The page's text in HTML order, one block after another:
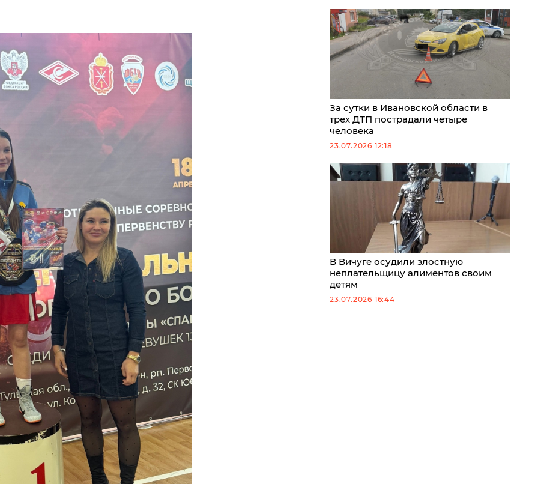
За сутки в Ивановской области в
трех ДТП пострадали четыре
человека
23.07.2026 12:18
В Вичуге осудили злостную
неплательщицу алиментов своим
детям
23.07.2026 16:44